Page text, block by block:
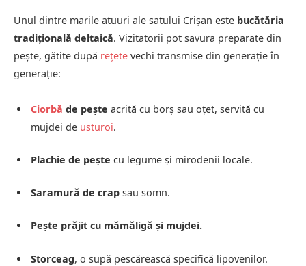
Unul dintre marile atuuri ale satului Crișan este bucătăria
tradițională deltaică. Vizitatorii pot savura preparate din
pește, gătite după rețete vechi transmise din generație în
generație:
Ciorbă de pește acrită cu borș sau oțet, servită cu
mujdei de usturoi.
Plachie de pește cu legume și mirodenii locale.
Saramură de crap sau somn.
Pește prăjit cu mămăligă și mujdei.
Storceag, o supă pescărească specifică lipovenilor.